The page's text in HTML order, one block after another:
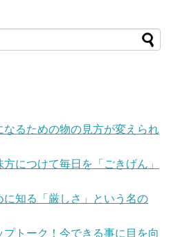
るための物の見方が変えられ
方につけて毎日を「ごきげん」
に知る「厳しさ」という名の
トーク！今できる事に目を向